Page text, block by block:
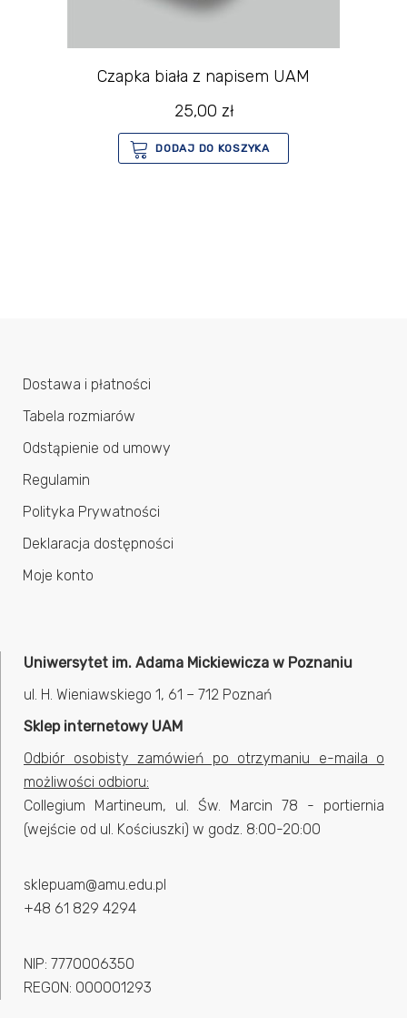
Czapka biała z napisem UAM
25,00 zł
DODAJ DO KOSZYKA
Dostawa i płatności
Tabela rozmiarów
Odstąpienie od umowy
Regulamin
Polityka Prywatności
Deklaracja dostępności
Moje konto
Uniwersytet im. Adama Mickiewicza w Poznaniu
ul. H. Wieniawskiego 1, 61 – 712 Poznań
Sklep internetowy UAM
Odbiór osobisty zamówień po otrzymaniu e-maila o
możliwości odbioru:
Collegium Martineum, ul. Św. Marcin 78 - portiernia
(wejście od ul. Kościuszki) w godz. 8:00-20:00
sklepuam@amu.edu.pl
+48 61 829 4294
NIP: 7770006350
REGON: 000001293